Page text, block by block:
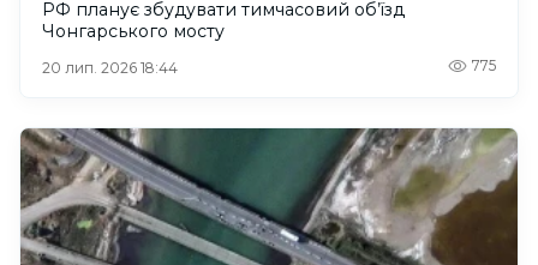
РФ планує збудувати тимчасовий об’їзд
Чонгарського мосту
20 лип. 2026 18:44 775